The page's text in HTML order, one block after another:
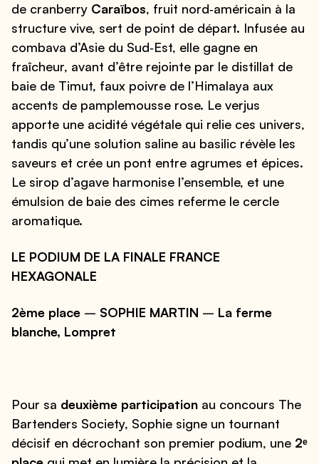
de cranberry Caraïbos, fruit nord‑américain à la
structure vive, sert de point de départ. Infusée au
combava d’Asie du Sud‑Est, elle gagne en
fraîcheur, avant d’être rejointe par le distillat de
baie de Timut, faux poivre de l’Himalaya aux
accents de pamplemousse rose. Le verjus
apporte une acidité végétale qui relie ces univers,
tandis qu’une solution saline au basilic révèle les
saveurs et crée un pont entre agrumes et épices.
Le sirop d’agave harmonise l’ensemble, et une
émulsion de baie des cimes referme le cercle
aromatique.
LE PODIUM DE LA FINALE FRANCE
HEXAGONALE
2ème place – SOPHIE MARTIN – La ferme
blanche, Lompret
Pour sa deuxième participation au concours The
Bartenders Society, Sophie signe un tournant
décisif en décrochant son premier podium, une 2ᵉ